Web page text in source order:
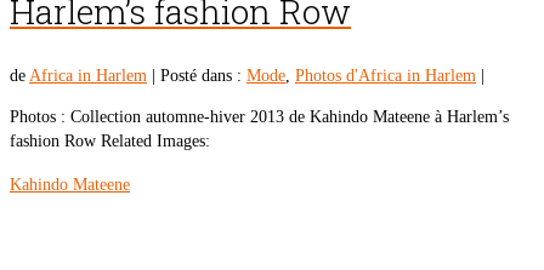
Harlem’s fashion Row
de Africa in Harlem Posté dans : Mode Photos d'Africa in Harlem
Photos : Collection automne-hiver 2013 de Kahindo Mateene à Harlem’s
fashion Row Related Images:
Kahindo Mateene